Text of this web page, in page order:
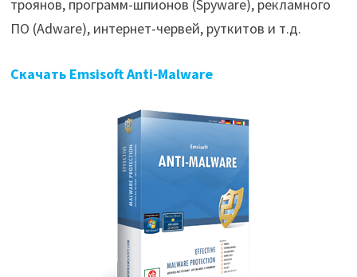
троянов, программ-шпионов (Spyware), рекламного
ПО (Adware), интернет-червей, руткитов и т.д.
Скачать Emsisoft Anti-Malware